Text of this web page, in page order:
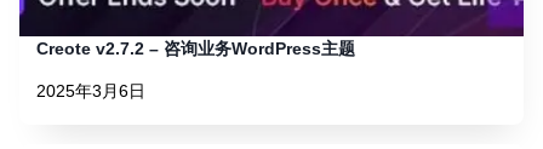
Creote v2.7.2 – 咨询业务WordPress主题
2025年3月6日